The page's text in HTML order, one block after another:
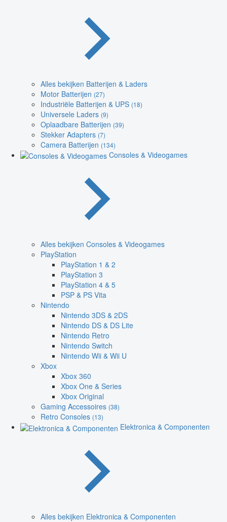
Alles bekijken Batterijen & Laders
Motor Batterijen (27)
Industriële Batterijen & UPS (18)
Universele Laders (9)
Oplaadbare Batterijen (39)
Stekker Adapters (7)
Camera Batterijen (134)
Consoles & Videogames
Alles bekijken Consoles & Videogames
PlayStation
PlayStation 1 & 2
PlayStation 3
PlayStation 4 & 5
PSP & PS Vita
Nintendo
Nintendo 3DS & 2DS
Nintendo DS & DS Lite
Nintendo Retro
Nintendo Switch
Nintendo Wii & Wii U
Xbox
Xbox 360
Xbox One & Series
Xbox Original
Gaming Accessoires (38)
Retro Consoles (13)
Elektronica & Componenten
Alles bekijken Elektronica & Componenten